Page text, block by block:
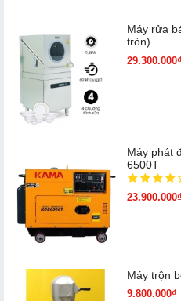
Máy rửa
tròn)
29.300.000₫
Máy phát
6500T
23.900.000₫
Máy trộn
9.800.000₫